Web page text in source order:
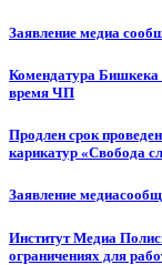
Заявление медиа
Комендатура Бишкека
время ЧП
Продлен срок
карикатур «Свобода
Заявление
Институт Медиа
ограничениях для